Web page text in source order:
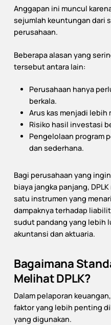
Anggapan ini muncul
sejumlah keuntungan dari
perusahaan.
Beberapa alasan yang
tersebut antara lain:
Perusahaan hanya
berkala.
Arus kas menjadi lebih
Risiko hasil investasi
Pengelolaan program
dan sederhana.
Bagi perusahaan yang
biaya jangka panjang,
satu instrumen yang
dampaknya terhadap
sudut pandang yang lebih
akuntansi dan aktuaria.
Bagaimana
Melihat DPLK?
Dalam pelaporan
faktor yang lebih penting
yang digunakan.